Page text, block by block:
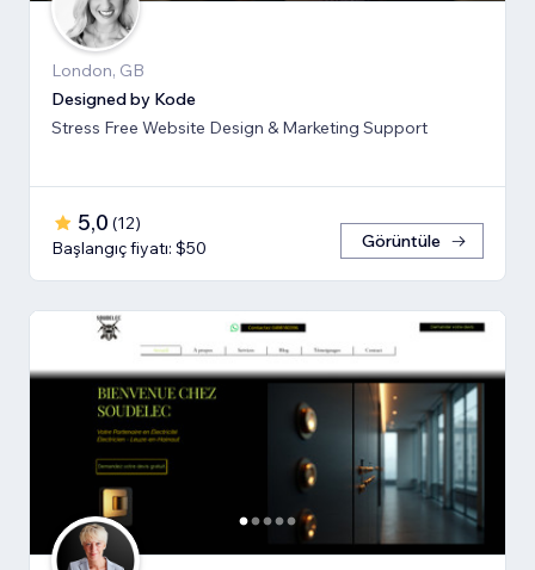
London, GB
Designed by Kode
Stress Free Website Design & Marketing Support
5,0 (12)
Başlangıç fiyatı: $50
Görüntüle